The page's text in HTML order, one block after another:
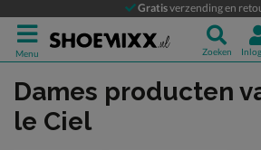
Gratisverzending en
Menu Zoeken
Dames producten
le Ciel